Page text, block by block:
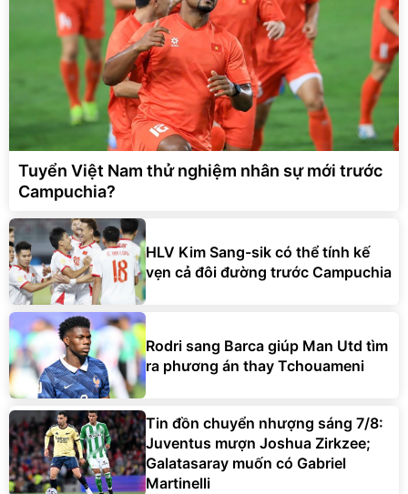
Tuyển Việt Nam thử nghiệm nhân sự mới trước
Campuchia?
HLV Kim Sang-sik có thể tính kế
vẹn cả đôi đường trước Campuchia
Rodri sang Barca giúp Man Utd tìm
ra phương án thay Tchouameni
Tin đồn chuyển nhượng sáng 7/8:
Juventus mượn Joshua Zirkzee;
Galatasaray muốn có Gabriel
Martinelli